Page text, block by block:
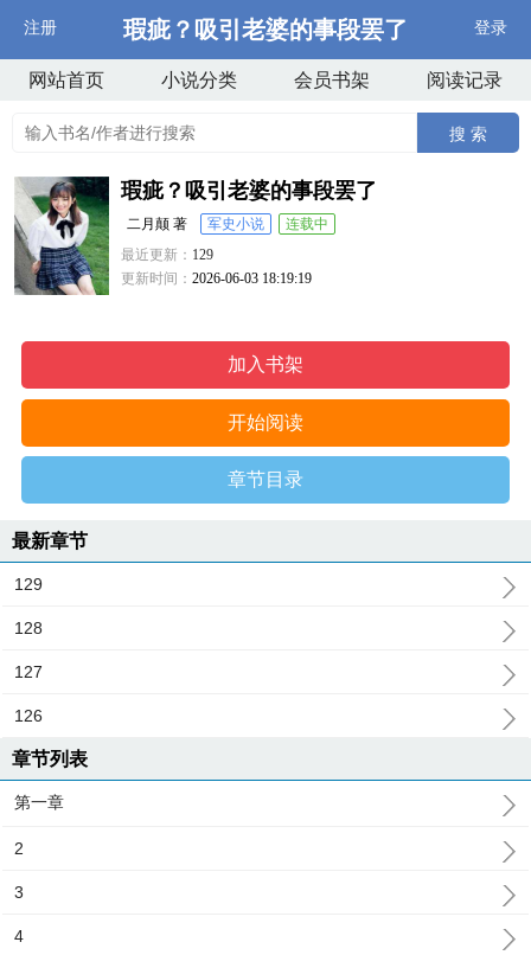
注册 瑕疵？吸引老婆的事段罢了 登录
网站首页 小说分类 会员书架 阅读记录
搜 索
瑕疵？吸引老婆的事段罢了
二月颠 著 军史小说
连载中
最近更新： 129
更新时间：2026-06-03 18:19:19
加入书架
开始阅读
章节目录
最新章节
129
128
127
126
章节列表
第一章
2
3
4